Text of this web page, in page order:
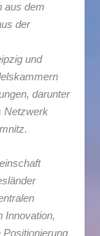
aus dem
der
und
darunter
Netzwerk
Innovation,